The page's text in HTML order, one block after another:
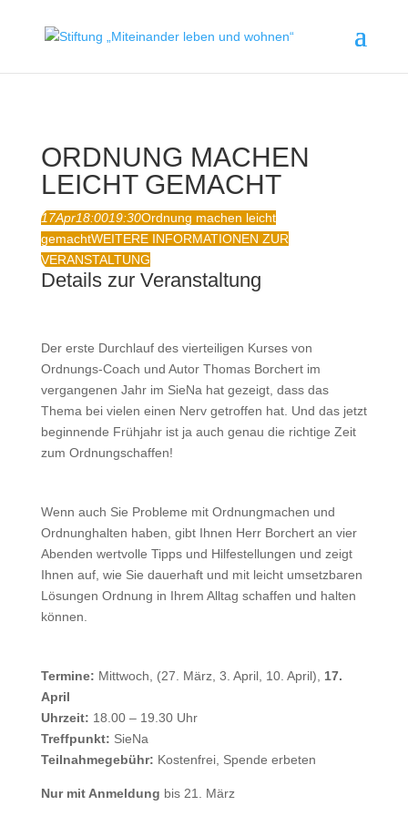
ORDNUNG MACHEN
LEICHT GEMACHT
17Apr18:0019:30Ordnung machen leicht
gemachtWEITERE INFORMATIONEN ZUR
VERANSTALTUNG
Details zur Veranstaltung
Der erste Durchlauf des vierteiligen Kurses von
Ordnungs-Coach und Autor Thomas Borchert im
vergangenen Jahr im SieNa hat gezeigt, dass das
Thema bei vielen einen Nerv getroffen hat. Und das jetzt
beginnende Frühjahr ist ja auch genau die richtige Zeit
zum Ordnungschaffen!
Wenn auch Sie Probleme mit Ordnungmachen und
Ordnunghalten haben, gibt Ihnen Herr Borchert an vier
Abenden wertvolle Tipps und Hilfestellungen und zeigt
Ihnen auf, wie Sie dauerhaft und mit leicht umsetzbaren
Lösungen Ordnung in Ihrem Alltag schaffen und halten
können.
Termine: Mittwoch, (27. März, 3. April, 10. April), 17.
April
Uhrzeit: 18.00 – 19.30 Uhr
Treffpunkt: SieNa
Teilnahmegebühr: Kostenfrei, Spende erbeten
Nur mit Anmeldung bis 21. März